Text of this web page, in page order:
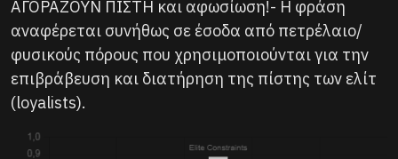
ΑΓΟΡΑΖΟΥΝ ΠΙΣΤΗ και αφωσίωση!- Η φράση
αναφέρεται συνήθως σε έσοδα από πετρέλαιο/
φυσικούς πόρους που χρησιμοποιούνται για την
επιβράβευση και διατήρηση της πίστης των ελίτ
(loyalists).